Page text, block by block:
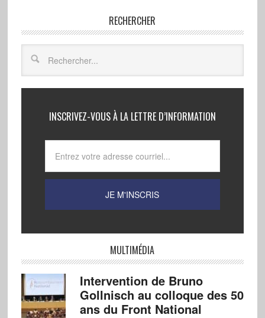
RECHERCHER
INSCRIVEZ-VOUS À LA LETTRE D’INFORMATION
MULTIMÉDIA
Intervention de Bruno
Gollnisch au colloque des 50
ans du Front National